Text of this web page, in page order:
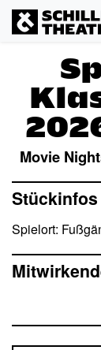
Movie
Mehr lesen
Stückinfos
Spielort: